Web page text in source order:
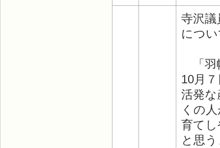
寺沢
につ
「羽
10月
活発
くの
育て
と思